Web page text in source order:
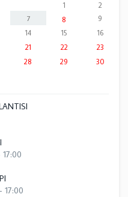
1
2
7 8
9
14 15
16
21 22
23
28 29
30
17:00